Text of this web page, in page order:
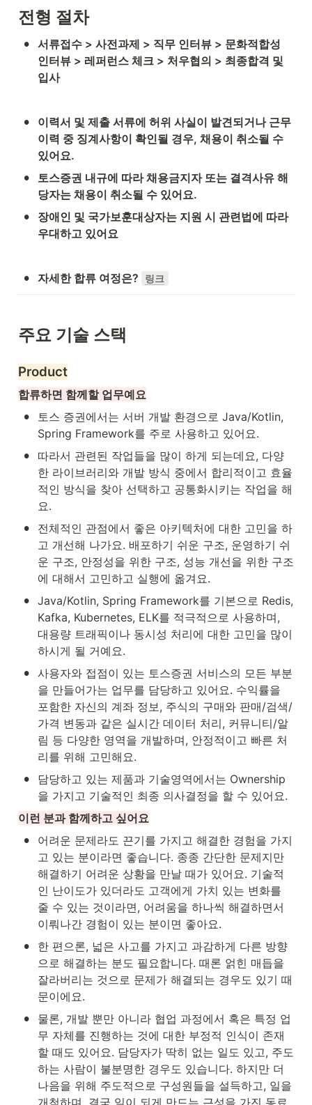
전형 절차
• 서류접수 > 사전과제 > 직무 인터뷰 > 문화적합성
인터뷰 > 레퍼런스 체크 > 처우협의 > 최종합격 및
입사
•
이력서 및 제출 서류에 허위 사실이 발견되거나 근무
이력 중 징계사항이 확인될 경우, 채용이 취소될 수
있어요.
•
토스증권 내규에 따라 채용금지자 또는 결격사유 해
당자는 채용이 취소될 수 있어요.
•
장애인 및 국가보훈대상자는 지원 시 관련법에 따라
우대하고 있어요
• 자세한 합류 여정은? 링크
주요 기술 스택
Product
합류하면 함께할 업무예요
•
토스 증권에서는 서버 개발 환경으로 Java/Kotlin,
Spring Framework를 주로 사용하고 있어요.
•
따라서 관련된 작업들을 많이 하게 되는데요, 다양
한 라이브러리와 개발 방식 중에서 합리적이고 효율
적인 방식을 찾아 선택하고 공통화시키는 작업을 해
요.
•
전체적인 관점에서 좋은 아키텍처에 대한 고민을 하
고 개선해 나가요. 배포하기 쉬운 구조, 운영하기 쉬
운 구조, 안정성을 위한 구조, 성능 개선을 위한 구조
에 대해서 고민하고 실행에 옮겨요.
• Java/Kotlin, Spring Framework를 기본으로 Redis,
Kafka, Kubernetes, ELK를 적극적으로 사용하며,
대용량 트래픽이나 동시성 처리에 대한 고민을 많이
하시게 될 거예요.
• 사용자와 접점이 있는 토스증권 서비스의 모든 부분
을 만들어가는 업무를 담당하고 있어요. 수익률을
포함한 자신의 계좌 정보, 주식의 구매와 판매/검색/
가격 변동과 같은 실시간 데이터 처리, 커뮤니티/알
림 등 다양한 영역을 개발하며, 안정적이고 빠른 처
리를 위해 고민해요.
•
담당하고 있는 제품과 기술영역에서는 Ownership
을 가지고 기술적인 최종 의사결정을 할 수 있어요.
이런 분과 함께하고 싶어요
•
어려운 문제라도 끈기를 가지고 해결한 경험을 가지
고 있는 분이라면 좋습니다. 종종 간단한 문제지만
해결하기 어려운 상황을 만날 때가 있어요. 기술적
인 난이도가 있더라도 고객에게 가치 있는 변화를
줄 수 있는 것이라면, 어려움을 하나씩 해결하면서
이뤄나간 경험이 있는 분이면 좋아요.
•
한 편으론, 넓은 사고를 가지고 과감하게 다른 방향
으로 해결하는 분도 필요합니다. 때론 얽힌 매듭을
잘라버리는 것으로 문제가 해결되는 경우도 있기 때
문이에요.
•
물론, 개발 뿐만 아니라 협업 과정에서 혹은 특정 업
무 자체를 진행하는 것에 대한 부정적 인식이 존재
할 때도 있어요. 담당자가 딱히 없는 일도 있고, 주도
하는 사람이 불분명한 경우도 있습니다. 하지만 더
나음을 위해 주도적으로 구성원들을 설득하고, 일을
개척하며, 결국 일이 되게 만드는 근성을 가진 동료